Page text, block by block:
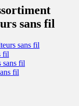
sans fil
sans fil
fil
sans fil
fil